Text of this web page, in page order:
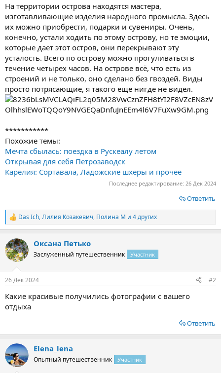
На территории острова находятся мастера,
изготавливающие изделия народного промысла. Здесь
их можно приобрести, подарки и сувениры. Очень,
конечно, устали ходить по этому острову, но те эмоции,
которые дает этот остров, они перекрывают эту
усталость. Всего по острову можно прогуливаться в
течение четырех часов. На острове всё, что есть из
строений и не только, оно сделано без гвоздей. Виды
просто потрясающие, я такого еще нигде не видел.
***********
Похожие темы:
Мечта сбылась: поездка в Рускеалу летом
Открывая для себя Петрозаводск
Карелия: Сортавала, Ладожские шхеры и прочее
Последнее редактирование: 26 Дек 2024
Ответить
Р
е
к
ц
и
Das Ich,Лилия Козакевич, Полина М и 4 других
Оксана Петько
Заслуженный путешественник Участник
26 Дек 2024 #2
Какие красивые получились фотографии с вашего
отдыха
Ответить
Elena_lena
Опытный путешественник Участник